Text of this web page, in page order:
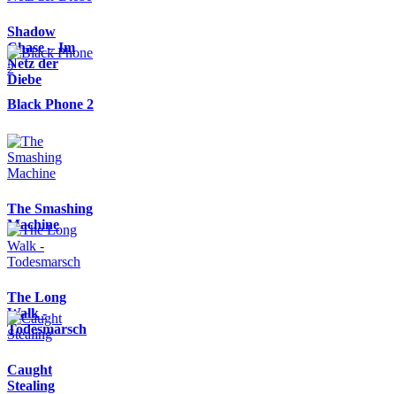
Shadow
Chase – Im
Netz der
Diebe
Black Phone 2
The Smashing
Machine
The Long
Walk -
Todesmarsch
Caught
Stealing